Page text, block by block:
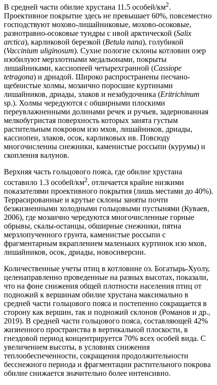
В средней части обилие хрустана 11.5 особей/км2.
Проективное покрытие здесь не превышает 60%, повсеместно
господствуют мохово-лишайниковые, мохово-осоковые,
разнотравно-осоковые тундры с ивой арктической (Salix
arctica), карликовой березкой (Betula nana), голубикой
(Vaccinium uliginosum). Сухие пологие склоны котловин озер
изобилуют мерзлотными медальонами, покрыты
лишайниками, кассиопеей четырехгранной (Cassiope
tetragona) и дриадой. Широко распространены песчано-
щебнистые холмы, мозаично поросшие куртинами
лишайников, дриады, злаков и незабудочника (Eritrichinum
sp.). Холмы чередуются с обширными плоскими
переувлажненными долинами речек и ручьев, задернованная
мелкобугристая поверхность которых занята густым
растительным покровом изо мхов, лишайников, дриады,
кассиопеи, злаков, осок, карликовых ив. Повсюду
многочисленны снежники, каменистые россыпи (курумы) и
скопления валунов.
Верхняя часть гольцового пояса, где обилие хрустана
составило 1.3 особей/км2, отличается крайне низкими
показателями проективного покрытия (лишь местами до 40%).
Террасированные и крутые склоны заняты почти
безжизненными холодными гольцовыми пустынями (Куваев,
2006), где мозаично чередуются многочисленные горные
обрывы, скалы-останцы, обширные снежники, пятна
мерзлопученного грунта, каменистые россыпи с
фрагментарным вкраплением маленьких куртинок изо мхов,
лишайников, осок, дриады, новосиверсии.
Количественные учеты птиц в котловине оз. Богатырь-Хуолу,
целенаправленно проведенные на разных высотах, показали,
что на фоне снижения общей плотности населения птиц от
подножий к вершинам обилие хрустана максимально в
средней части гольцового пояса и постепенно сокращается в
сторону как вершин, так и подножий склонов (Романов и др.,
2019). В средней части гольцового пояса, составляющей 42%
жизненного пространства в вертикальной плоскости, в
гнездовой период концентрируется 70% всех особей вида. С
увеличением высоты, в условиях снижения
теплообеспеченности, сокращения продолжительности
бесснежного периода и фрагментации растительного покрова
обилие снижается значительно более интенсивно.